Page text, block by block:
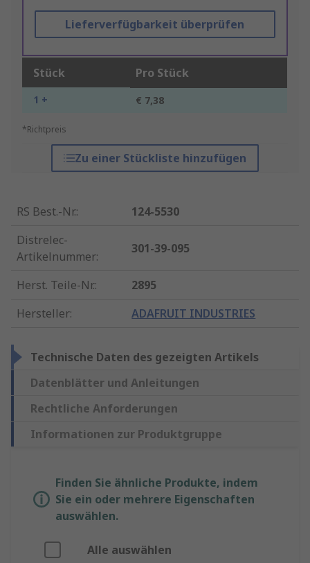
Lieferverfügbarkeit überprüfen
Stück Pro Stück
1 + € 7,38
*Richtpreis
Zu einer Stückliste hinzufügen
RS Best.-Nr.:
124-5530
Distrelec-
Artikelnummer:
301-39-095
Herst. Teile-Nr.:
2895
Hersteller: ADAFRUIT INDUSTRIES
Technische Daten des gezeigten Artikels
Datenblätter und Anleitungen
Rechtliche Anforderungen
Informationen zur Produktgruppe
Finden Sie ähnliche Produkte, indem
Sie ein oder mehrere Eigenschaften
auswählen.
Alle auswählen